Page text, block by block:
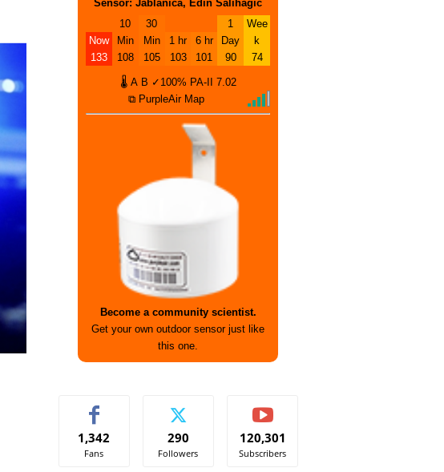
Sensor: Jablanica, Edin Salihagic
Now
133
10
Min
108
30
Min
105
1 hr
103
6 hr
101
1
Day
90
Wee
k
74
🌡 A B ✓100% PA-II
7.02
⧉ PurpleAir Map
Become a community scientist.
Get your own outdoor sensor just like
this one.
1,342
Fans
290
Followers
120,301
Subscribers